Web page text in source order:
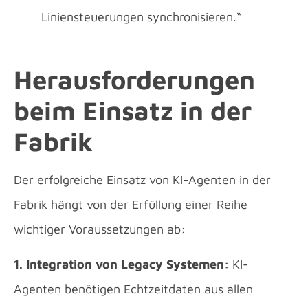
Liniensteuerungen synchronisieren.“
Herausforderungen
beim Einsatz in der
Fabrik
Der erfolgreiche Einsatz von KI-Agenten in der
Fabrik hängt von der Erfüllung einer Reihe
wichtiger Voraussetzungen ab:
1. Integration von Legacy Systemen: KI-
Agenten benötigen Echtzeitdaten aus allen